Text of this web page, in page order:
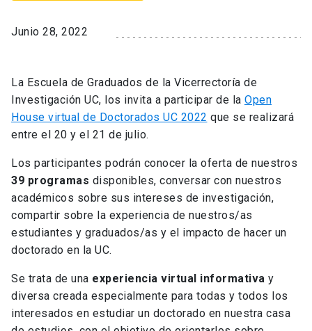
Junio 28, 2022
La Escuela de Graduados de la Vicerrectoría de
Investigación UC, los invita a participar de la Open
House virtual de Doctorados UC 2022 que se realizará
entre el 20 y el 21 de julio.
Los participantes podrán conocer la oferta de nuestros
39 programas disponibles, conversar con nuestros
académicos sobre sus intereses de investigación,
compartir sobre la experiencia de nuestros/as
estudiantes y graduados/as y el impacto de hacer un
doctorado en la UC.
Se trata de una experiencia virtual informativa y
diversa creada especialmente para todas y todos los
interesados en estudiar un doctorado en nuestra casa